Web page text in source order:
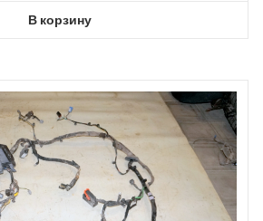
В корзину